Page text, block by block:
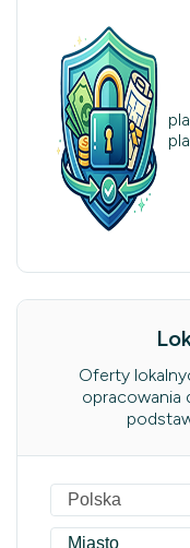
Oferty
opracowania
Polska
Miasto